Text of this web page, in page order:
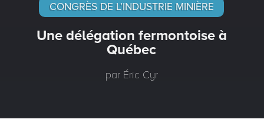
CONGRÈS DE L’INDUSTRIE MINIÈRE
Une délégation fermontoise à
Québec
par Éric Cyr